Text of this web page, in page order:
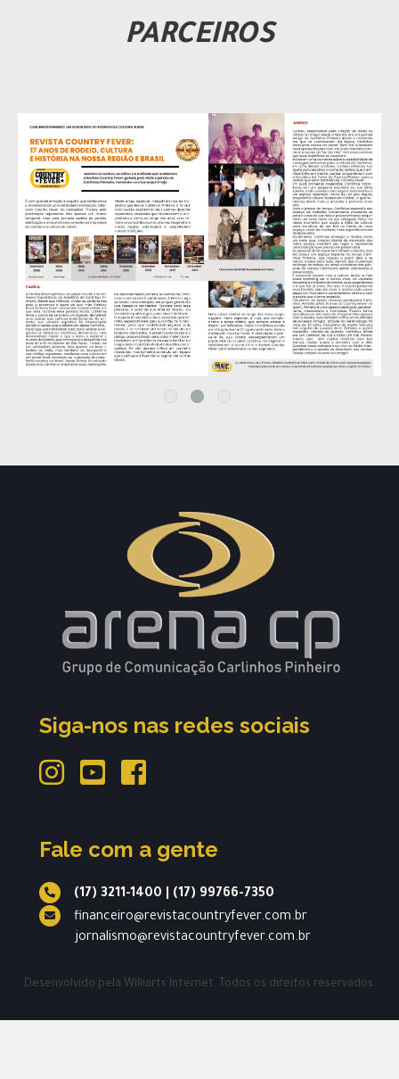
PARCEIROS
Siga-nos nas redes sociais
Fale com a gente
(17) 3211-1400
(17) 99766-7350
financeiro@revistacountryfever.com.br
jornalismo@revistacountryfever.com.br
Desenvolvido pela Williarts Internet. Todos os direitos reservados.